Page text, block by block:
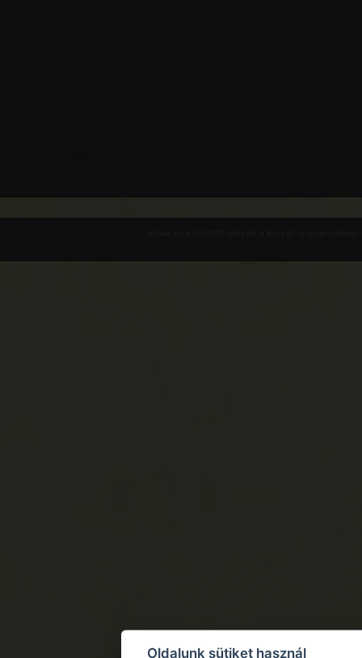
Oldalunk sütiket használ